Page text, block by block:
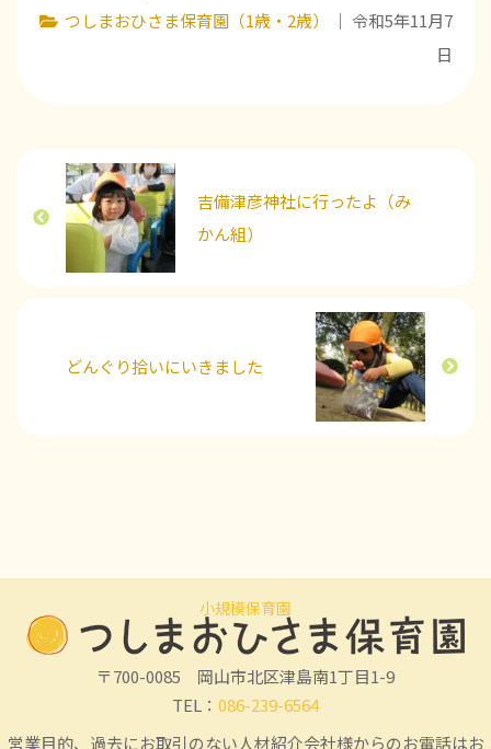
つしまおひさま保育園（1歳・2歳）
｜ 令和5年11月7
日
吉備津彦神社に行ったよ（み
かん組）
どんぐり拾いにいきました
小規模保育園
〒700-0085 岡山市北区津島南1丁目1-9
TEL： 086-239-6564
営業目的、過去にお取引のない人材紹介会社様からのお電話はお